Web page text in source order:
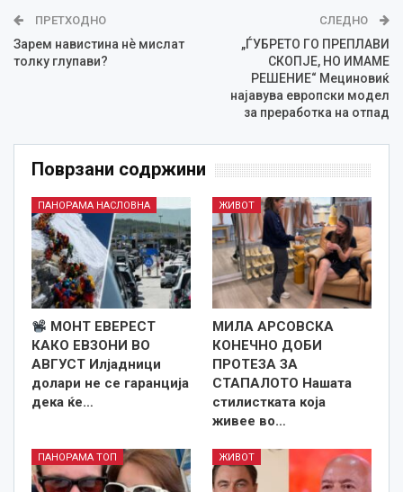
ПРЕТХОДНО
Зарем навистина нѐ мислат
толку глупави?
СЛЕДНО
„ЃУБРЕТО ГО ПРЕПЛАВИ
СКОПЈЕ, НО ИМАМЕ
РЕШЕНИЕ“ Мециновиќ
најавува европски модел
за преработка на отпад
Поврзани содржини
ПАНОРАМА НАСЛОВНА
МОНТ ЕВЕРЕСТ
КАКО ЕВЗОНИ ВО
АВГУСТ Илјадници
долари не се гаранција
дека ќе…
ЖИВОТ
МИЛА АРСОВСКА
КОНЕЧНО ДОБИ
ПРОТЕЗА ЗА
СТАПАЛОТО Нашата
стилистката која
живее во…
ПАНОРАМА ТОП ЖИВОТ